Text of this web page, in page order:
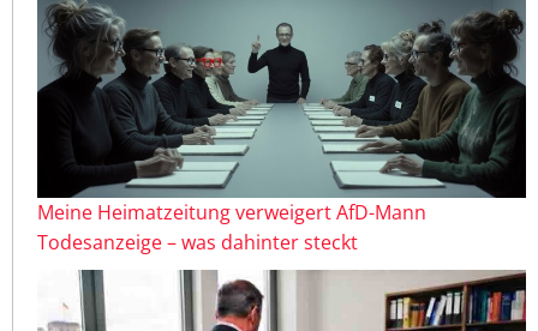
Meine Heimatzeitung verweigert AfD-Mann
Todesanzeige – was dahinter steckt